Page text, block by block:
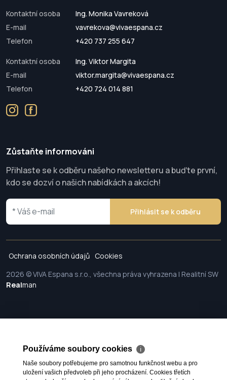
Kontaktní osoba
Ing. Monika Vavreková
E-mail
vavrekova@vivaespana.cz
Telefon
+420 737 255 647
Kontaktní osoba
Ing. Viktor Margita
E-mail
viktor.margita@vivaespana.cz
Telefon
+420 724 014 881
Zůstaňte informováni
Přihlaste se k odběru našeho newsletteru a buďte první,
kdo se dozví o našich nabídkách a akcích!
Přihlásit se k odběru
Ochrana osobních údajů Cookies
2026 © VIVA Espana s.r.o., všechna práva vyhrazena | Realitní SW
Realman
Používáme soubory cookies ℹ
Naše soubory potřebujeme pro samotnou funkčnost webu a pro
uložení vašich předvoleb při jeho procházení. Cookies třetích